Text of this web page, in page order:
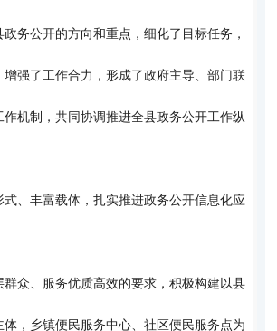
务公开的方向和重点，细化了目标任务，
强了工作合力，形成了政府主导、部门联
机制，共同协调推进全县政务公开工作纵
丰富载体，扎实推进政务公开信息化应
、服务优质高效的要求，积极构建以县
，乡镇便民服务中心、社区便民服务点为